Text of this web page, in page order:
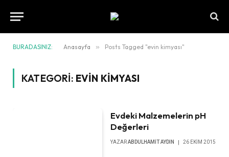
BURADASINIZ: Anasayfa » Posts Tagged "evin kimyası"
KATEGORI: EVIN KIMYASI
Evdeki Malzemelerin pH
Değerleri
YAZARABDULHAMIT AYDIN 26 EKIM 2015